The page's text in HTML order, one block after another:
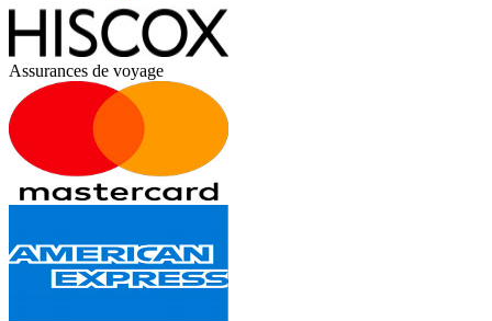
Assurances de voyage